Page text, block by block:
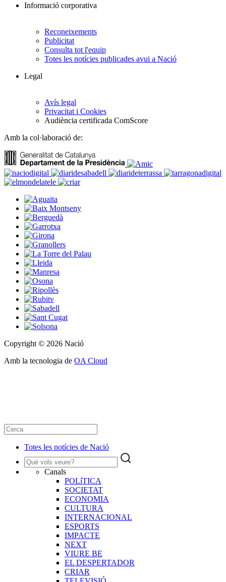
Informació corporativa
Reconeixements
Publicitat
Consulta tot l'equip
Totes les notícies publicades avui a Nació
Legal
Avís legal
Privacitat i Cookies
Audiència certificada ComScore
Amb la col·laboració de:
Copyright © 2026 Nació
Amb la tecnologia de OA Cloud
Totes les notícies de Nació
Canals
POLíTICA
SOCIETAT
ECONOMIA
CULTURA
INTERNACIONAL
ESPORTS
IMPACTE
NEXT
VIURE BE
EL DESPERTADOR
CRIAR